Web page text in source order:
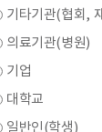
기타기관(협회,
의료기관(병원)
기업
대학교
일반인(학생)